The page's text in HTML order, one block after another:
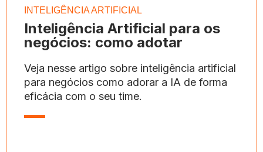
INTELIGÊNCIA ARTIFICIAL
Inteligência Artificial para os
negócios: como adotar
Veja nesse artigo sobre inteligência artificial
para negócios como adorar a IA de forma
eficácia com o seu time.